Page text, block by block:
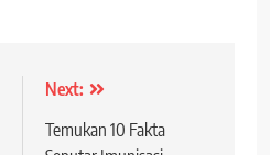
Next:
Temukan 10 Fakta